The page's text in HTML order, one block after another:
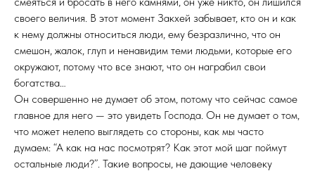
своего величия. В этот момент Закхей забывает, кто он и как
к нему должны относиться люди, ему безразлично, что он
смешон, жалок, глуп и ненавидим теми людьми, которые его
окружают, потому что все знают, что он награбил свои
богатства…
Он совершенно не думает об этом, потому что сейчас самое
главное для него — это увидеть Господа. Он не думает о том,
что может нелепо выглядеть со стороны, как мы часто
думаем: “А как на нас посмотрят? Как этот мой шаг поймут
остальные люди?”. Такие вопросы, не дающие человеку